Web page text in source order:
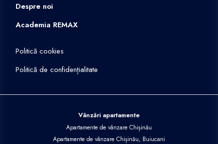
Despre noi
Academia REMAX
Politică cookies
Politică de confidențialitate
Vânzări apartamente
Apartamente de vânzare Chișinău
Apartamente de vânzare Chișinău, Buiucani